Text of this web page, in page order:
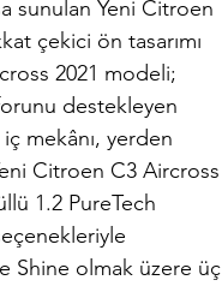
sunulan Yeni Citroen
çekici ön tasarımı
2021 modeli;
destekleyen
mekânı, yerden
Citroen C3 Aircross
1.2 PureTech
Shine olmak üzere üç